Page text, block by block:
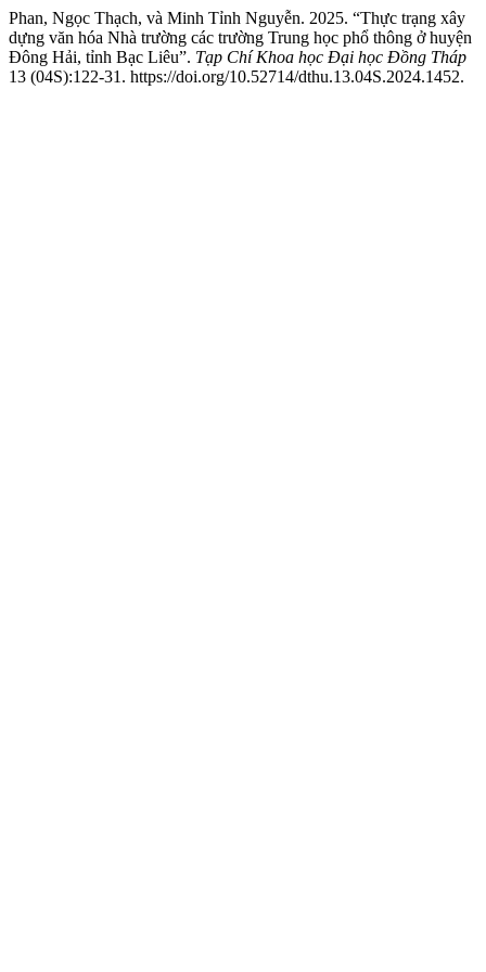
Phan, Ngọc Thạch, và Minh Tỉnh Nguyễn. 2025. “Thực trạng xây
dựng văn hóa Nhà trường các trường Trung học phổ thông ở huyện
Đông Hải, tỉnh Bạc Liêu”. Tạp Chí Khoa học Đại học Đồng Tháp
13 (04S):122-31. https://doi.org/10.52714/dthu.13.04S.2024.1452.